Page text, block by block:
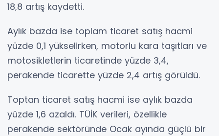
18,8 artış kaydetti.
Aylık bazda ise toplam ticaret satış hacmi
yüzde 0,1 yükselirken, motorlu kara taşıtları ve
motosikletlerin ticaretinde yüzde 3,4,
perakende ticarette yüzde 2,4 artış görüldü.
Toptan ticaret satış hacmi ise aylık bazda
yüzde 1,6 azaldı. TÜİK verileri, özellikle
perakende sektöründe Ocak ayında güçlü bir